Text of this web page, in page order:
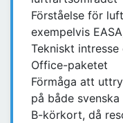
Förståelse för
exempelvis
Tekniskt
Office-paketet
Förmåga att
på både
B-körkort, då